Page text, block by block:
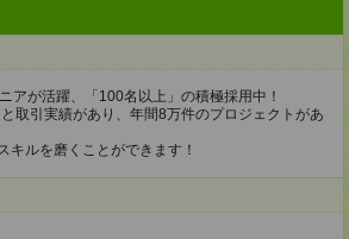
アが活躍、「100名以上」の積極採用中！
取引実績があり、年間8万件のプロジェクトがあ
キルを磨くことができます！